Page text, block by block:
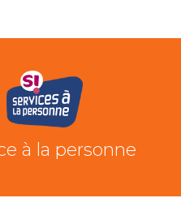
à la personne